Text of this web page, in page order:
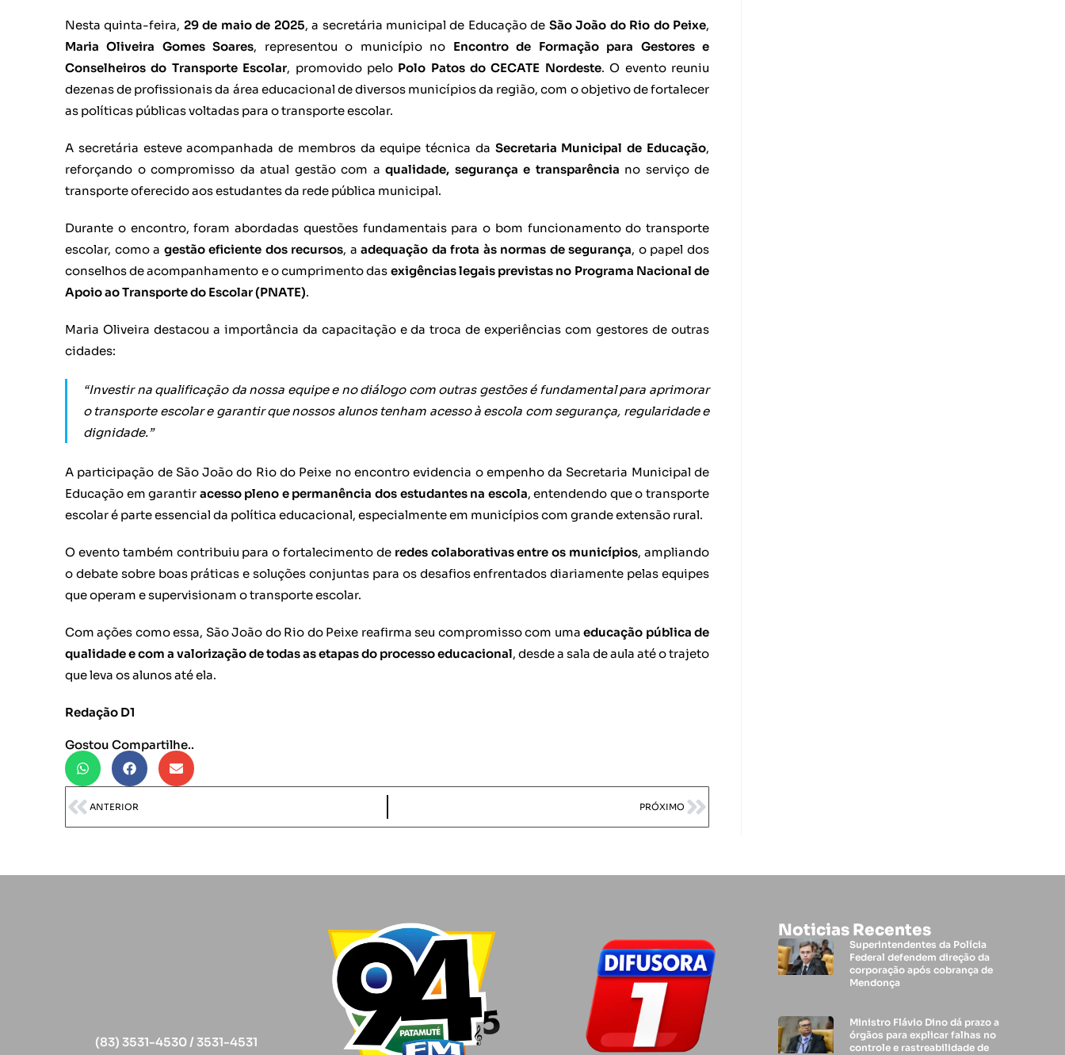
Nesta quinta-feira, 29 de maio de 2025, a secretária municipal de Educação de São João do Rio do Peixe,
Maria Oliveira Gomes Soares, representou o município no Encontro de Formação para Gestores e
Conselheiros do Transporte Escolar, promovido pelo Polo Patos do CECATE Nordeste. O evento reuniu
dezenas de profissionais da área educacional de diversos municípios da região, com o objetivo de fortalecer
as políticas públicas voltadas para o transporte escolar.
A secretária esteve acompanhada de membros da equipe técnica da Secretaria Municipal de Educação,
reforçando o compromisso da atual gestão com a qualidade, segurança e transparência no serviço de
transporte oferecido aos estudantes da rede pública municipal.
Durante o encontro, foram abordadas questões fundamentais para o bom funcionamento do transporte
escolar, como a gestão eficiente dos recursos, aadequação da frota às normas de segurança, o papel dos
conselhos de acompanhamento e o cumprimento das exigências legais previstas no Programa Nacional de
Apoio ao Transporte do Escolar (PNATE).
Maria Oliveira destacou a importância da capacitação e da troca de experiências com gestores de outras
cidades:
“Investir na qualificação da nossa equipe e no diálogo com outras gestões é fundamental para aprimorar
o transporte escolar e garantir que nossos alunos tenham acesso à escola com segurança, regularidade e
dignidade.”
A participação de São João do Rio do Peixe no encontro evidencia o empenho da Secretaria Municipal de
Educação em garantir acesso pleno e permanência dos estudantes na escola, entendendo que o transporte
escolar é parte essencial da política educacional, especialmente em municípios com grande extensão rural.
O evento também contribuiu para o fortalecimento de redes colaborativas entre os municípios, ampliando
o debate sobre boas práticas e soluções conjuntas para os desafios enfrentados diariamente pelas equipes
que operam e supervisionam o transporte escolar.
Com ações como essa, São João do Rio do Peixe reafirma seu compromisso com umaeducação pública de
qualidade e com a valorização de todas as etapas do processo educacional, desde a sala de aula até o trajeto
que leva os alunos até ela.
Redação D1
Gostou Compartilhe..
ANTERIOR PRÓXIMO
Noticias Recentes
Superintendentes da Polícia
Federal defendem direção da
corporação após cobrança de
Mendonça
Ministro Flávio Dino dá prazo a
órgãos para explicar falhas no
controle e rastreabilidade de